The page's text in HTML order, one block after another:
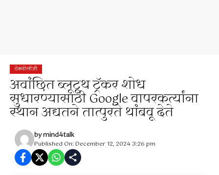
टेक्नोलॉजी
अवांछित ब्लूटूथ ट्रॅकर शोध
सुधारण्यासाठी Google वापरकर्त्यांना
स्थान अद्यतने तात्पुरते थांबवू देते
bymind4talk
Published On: December 12, 2024 3:26 pm